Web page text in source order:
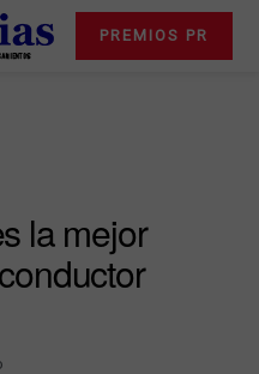
PREMIOS PR
la mejor